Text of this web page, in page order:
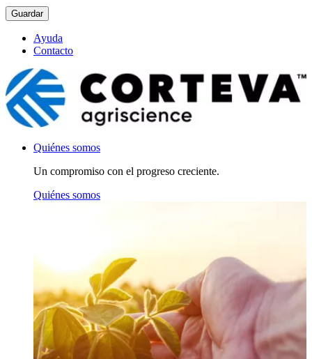
Guardar
Ayuda
Contacto
Quiénes somos
Un compromiso con el progreso creciente.
Quiénes somos